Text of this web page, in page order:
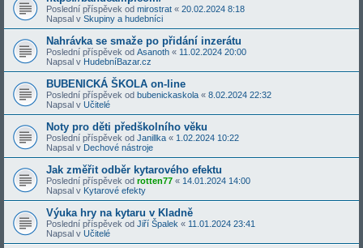
Poslední příspěvek od mirostrat « 20.02.2024 8:18
Napsal v Skupiny a hudebníci
Nahrávka se smaže po přidání inzerátu
Poslední příspěvek od Asanoth « 11.02.2024 20:00
Napsal v HudebníBazar.cz
BUBENICKÁ ŠKOLA on-line
Poslední příspěvek od bubenickaskola « 8.02.2024 22:32
Napsal v Učitelé
Noty pro děti předškolního věku
Poslední příspěvek od Janillka « 1.02.2024 10:22
Napsal v Dechové nástroje
Jak změřit odběr kytarového efektu
Poslední příspěvek od rotten77 « 14.01.2024 14:00
Napsal v Kytarové efekty
Výuka hry na kytaru v Kladně
Poslední příspěvek od Jiří Špalek « 11.01.2024 23:41
Napsal v Učitelé